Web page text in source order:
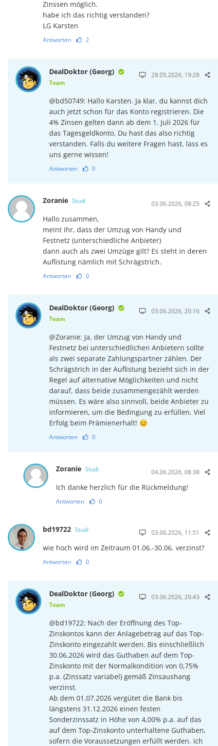
Zinssen möglich.
habe ich das richtig verstanden?
LG Karsten
Antworten 2
DealDoktor (Georg)
Team
28.05.2026, 19:28
@bd50749: Hallo Karsten. Ja klar, du kannst dich
auch jetzt schon für das Konto registrieren. Die
4% Zinsen gelten dann ab dem 1. Juli 2026 für
das Tagesgeldkonto. Du hast das also richtig
verstanden. Falls du weitere Fragen hast, lass es
uns gerne wissen!
Antworten 0
Zoranie Studi 03.06.2026, 08:25
Hallo zusammen,
meint ihr, dass der Umzug von Handy und
Festnetz (unterschiedliche Anbieter)
dann auch als zwei Umzüge gilt? Es steht in deren
Auflistung nämlich mit Schrägstrich.
Antworten 0
DealDoktor (Georg)
Team
03.06.2026, 20:16
@Zoranie: Ja, der Umzug von Handy und
Festnetz bei unterschiedlichen Anbietern sollte
als zwei separate Zahlungspartner zählen. Der
Schrägstrich in der Auflistung bezieht sich in der
Regel auf alternative Möglichkeiten und nicht
darauf, dass beide zusammengezählt werden
müssen. Es wäre also sinnvoll, beide Anbieter zu
informieren, um die Bedingung zu erfüllen. Viel
Erfolg beim Prämienerhalt! 😊
Antworten 0
Zoranie Studi 04.06.2026, 08:38
Ich danke herzlich für die Rückmeldung!
Antworten 0
bd19722 Studi 03.06.2026, 11:51
wie hoch wird im Zeitraum 01.06.-30.06. verzinst?
Antworten 0
DealDoktor (Georg)
Team
03.06.2026, 20:43
@bd19722: Nach der Eröffnung des Top-
Zinskontos kann der Anlagebetrag auf das Top-
Zinskonto eingezahlt werden. Bis einschließlich
30.06.2026 wird das Guthaben auf dem Top-
Zinskonto mit der Normalkondition von 0,75%
p.a. (Zinssatz variabel) gemäß Zinsaushang
verzinst.
Ab dem 01.07.2026 vergütet die Bank bis
längstens 31.12.2026 einen festen
Sonderzinssatz in Höhe von 4,00% p.a. auf das
auf dem Top-Zinskonto unterhaltene Guthaben,
sofern die Voraussetzungen erfüllt werden. Ich